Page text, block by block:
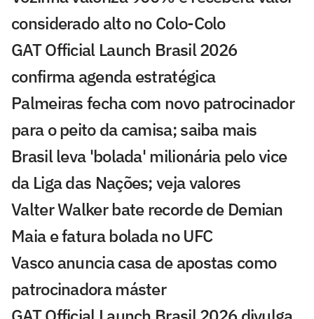
considerado alto no Colo-Colo
GAT Official Launch Brasil 2026
confirma agenda estratégica
Palmeiras fecha com novo patrocinador
para o peito da camisa; saiba mais
Brasil leva 'bolada' milionária pelo vice
da Liga das Nações; veja valores
Valter Walker bate recorde de Demian
Maia e fatura bolada no UFC
Vasco anuncia casa de apostas como
patrocinadora máster